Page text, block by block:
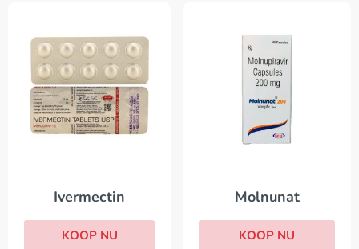
Ivermectin
KOOP NU
Molnunat
KOOP NU